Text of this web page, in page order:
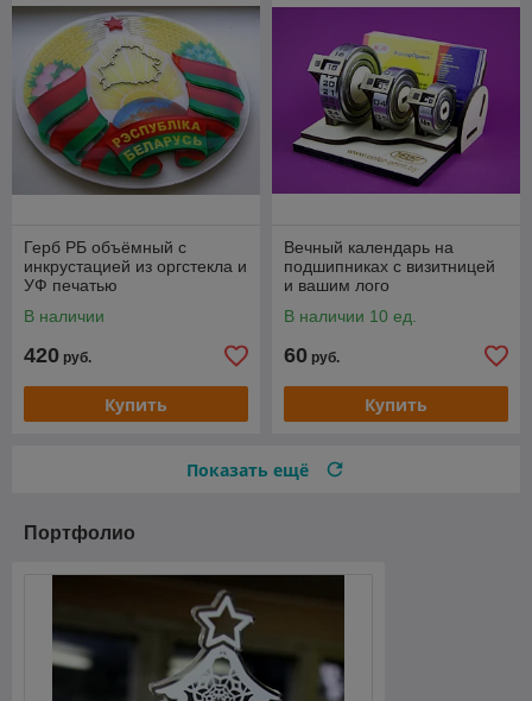
Герб РБ объёмный с
инкрустацией из оргстекла и
УФ печатью
В наличии
420 руб.
Купить
Вечный календарь на
подшипниках с визитницей
и вашим лого
В наличии 10 ед.
60 руб.
Купить
Показать ещё
Портфолио